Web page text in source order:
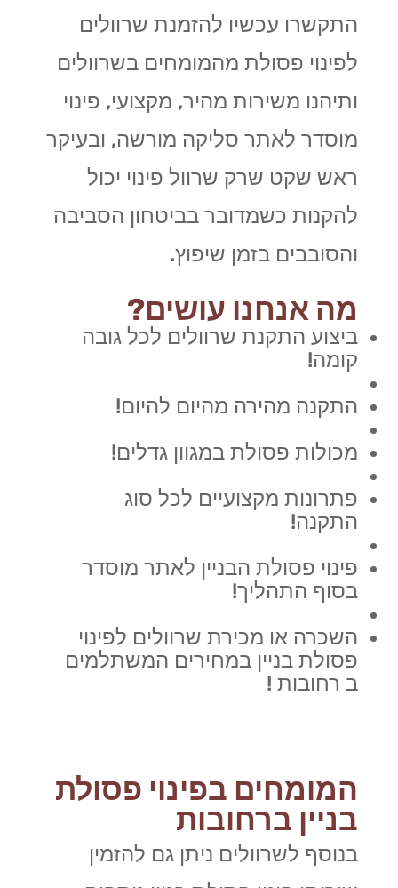
התקשרו עכשיו להזמנת שרוולים
לפינוי פסולת מהמומחים בשרוולים
ותיהנו משירות מהיר, מקצועי, פינוי
מוסדר לאתר סליקה מורשה, ובעיקר
ראש שקט שרק שרוול פינוי יכול
להקנות כשמדובר בביטחון הסביבה
והסובבים בזמן שיפוץ.
מה אנחנו עושים?
ביצוע התקנת שרוולים לכל גובה
קומה!
התקנה מהירה מהיום להיום!
מכולות פסולת במגוון גדלים!
פתרונות מקצועיים לכל סוג
התקנה!
פינוי פסולת הבניין לאתר מוסדר
בסוף התהליך!
השכרה או מכירת שרוולים לפינוי
פסולת בניין במחירים המשתלמים
ב רחובות !
המומחים בפינוי פסולת
בניין ברחובות
בנוסף לשרוולים ניתן גם להזמין